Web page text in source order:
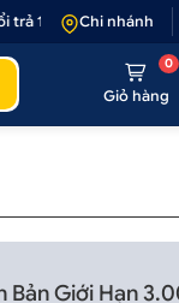
1 - 1 nếu sản phẩm
Chi nhánh
Giỏ hàng
0
Bản Giới Hạn